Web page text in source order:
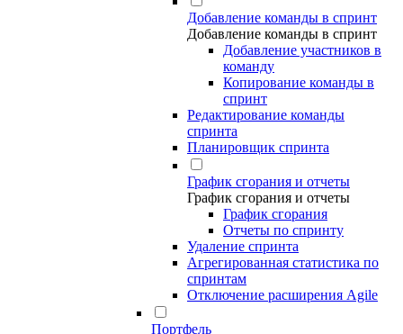
Добавление команды в спринт
Добавление команды в спринт
Добавление участников в
команду
Копирование команды в
спринт
Редактирование команды
спринта
Планировщик спринта
График сгорания и отчеты
График сгорания и отчеты
График сгорания
Отчеты по спринту
Удаление спринта
Агрегированная статистика по
спринтам
Отключение расширения Agile
Портфель